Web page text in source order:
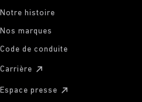
Notre histoire
Nos marques
Code de conduite
Carrière
Espace presse